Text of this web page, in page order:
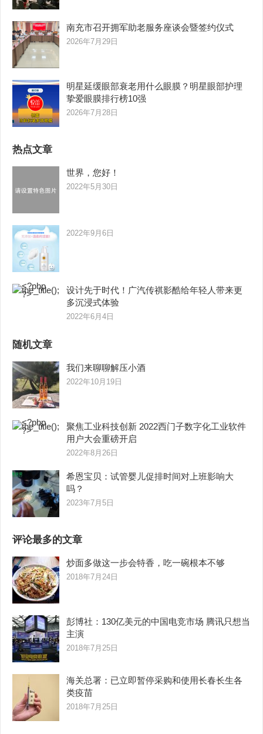
南充市召开拥军助老服务座谈会暨签约仪式
2026年7月29日
明星延缓眼部衰老用什么眼膜？明星眼部护理
挚爱眼膜排行榜10强
2026年7月28日
热点文章
世界，您好！
2022年5月30日
2022年9月6日
设计先于时代！广汽传祺影酷给年轻人带来更
多沉浸式体验
2022年6月4日
随机文章
我们来聊聊解压小酒
2022年10月19日
聚焦工业科技创新 2022西门子数字化工业软件
用户大会重磅开启
2022年8月26日
希恩宝贝：试管婴儿促排时间对上班影响大
吗？
2023年7月5日
评论最多的文章
炒面多做这一步会特香，吃一碗根本不够
2018年7月24日
彭博社：130亿美元的中国电竞市场 腾讯只想当
主演
2018年7月25日
海关总署：已立即暂停采购和使用长春长生各
类疫苗
2018年7月25日